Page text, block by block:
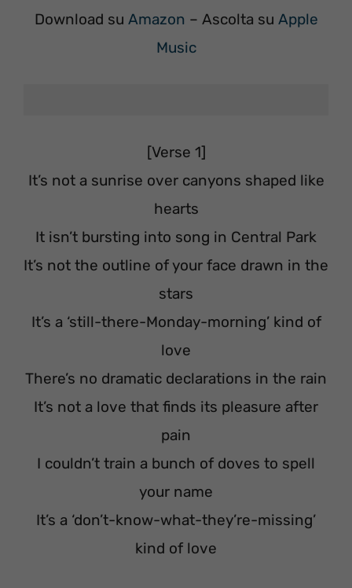
Download su Amazon – Ascolta su Apple
Music
[Verse 1]
It’s not a sunrise over canyons shaped like
hearts
It isn’t bursting into song in Central Park
It’s not the outline of your face drawn in the
stars
It’s a ‘still-there-Monday-morning’ kind of
love
There’s no dramatic declarations in the rain
It’s not a love that finds its pleasure after
pain
I couldn’t train a bunch of doves to spell
your name
It’s a ‘don’t-know-what-they’re-missing’
kind of love